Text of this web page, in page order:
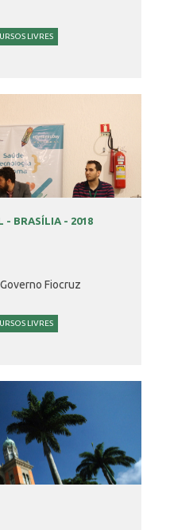
LIVRES
- BRASÍLIA - 2018
Fiocruz
LIVRES